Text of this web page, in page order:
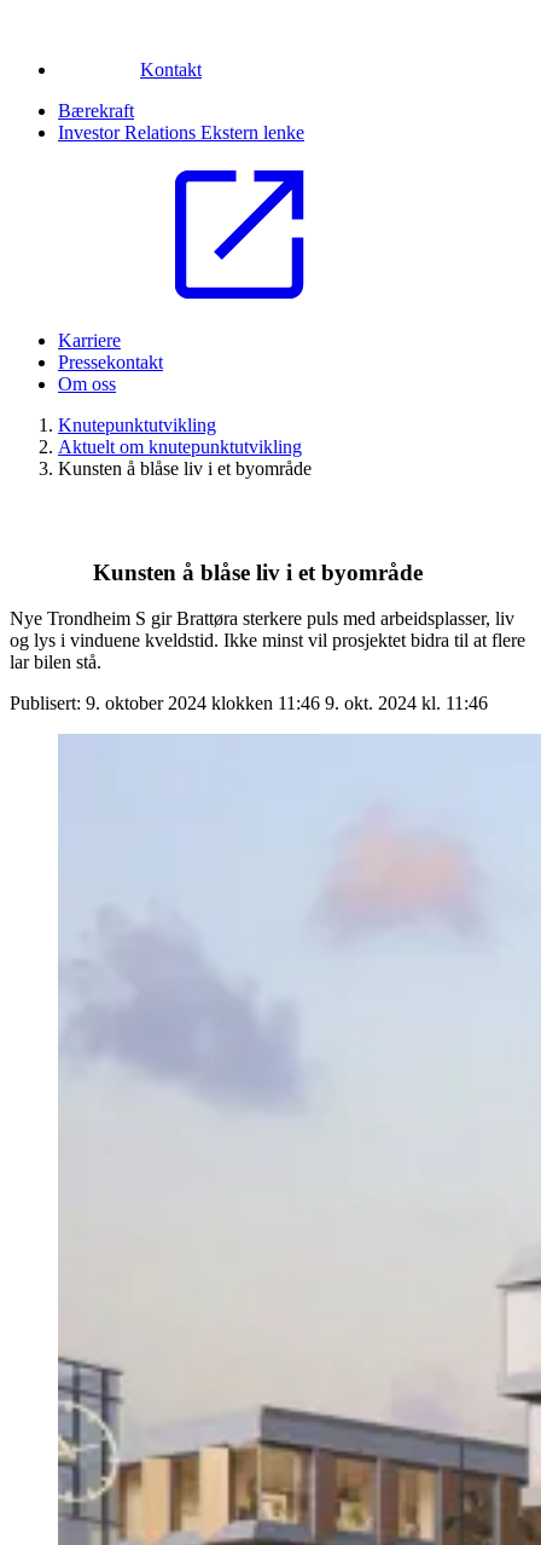
Kontakt
Bærekraft
Investor Relations Ekstern lenke
Karriere
Pressekontakt
Om oss
Knutepunktutvikling
Aktuelt om knutepunktutvikling
Kunsten å blåse liv i et byområde
Kunsten å blåse liv i et byområde
Nye Trondheim S gir Brattøra sterkere puls med arbeidsplasser, liv
og lys i vinduene kveldstid. Ikke minst vil prosjektet bidra til at flere
lar bilen stå.
Publisert: 9. oktober 2024 klokken 11:46 9. okt. 2024 kl. 11:46